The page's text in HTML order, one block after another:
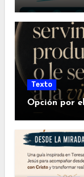
Texto
Opción por